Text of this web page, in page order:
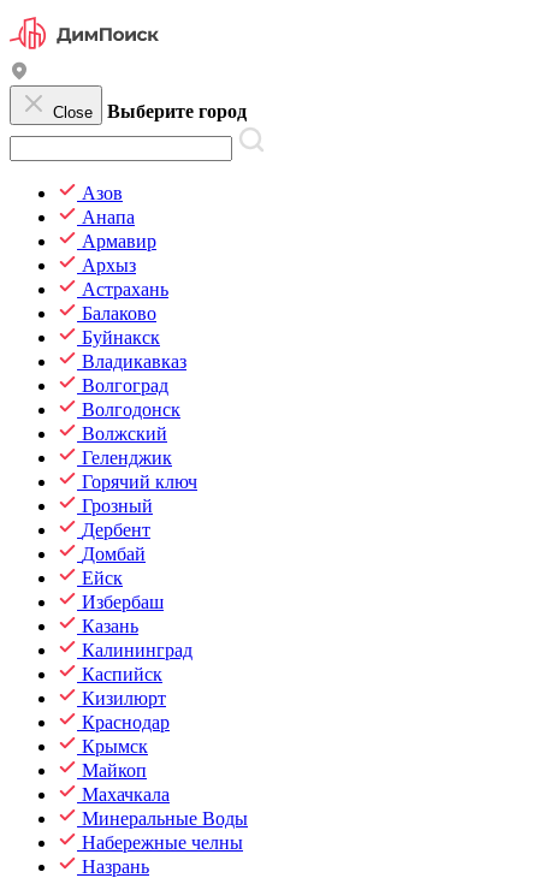
Close Выберите город
Азов
Анапа
Армавир
Архыз
Астрахань
Балаково
Буйнакск
Владикавказ
Волгоград
Волгодонск
Волжский
Геленджик
Горячий ключ
Грозный
Дербент
Домбай
Ейск
Избербаш
Казань
Калининград
Каспийск
Кизилюрт
Краснодар
Крымск
Майкоп
Махачкала
Минеральные Воды
Набережные челны
Назрань